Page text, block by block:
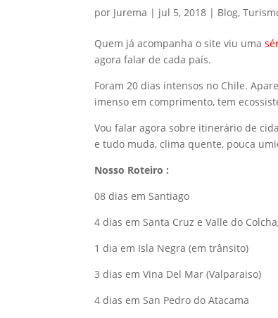
por Jurema | jul 5, 2018 | Blog,
Quem já acompanha o site viu uma
agora falar de cada país.
Foram 20 dias intensos no Chile.
imenso em comprimento, tem
Vou falar agora sobre itinerário de
e tudo muda, clima quente, pouca
Nosso Roteiro :
08 dias em Santiago
4 dias em Santa Cruz e Valle do
1 dia em Isla Negra (em trânsito)
3 dias em Vina Del Mar (Valparaiso)
4 dias em San Pedro do Atacama